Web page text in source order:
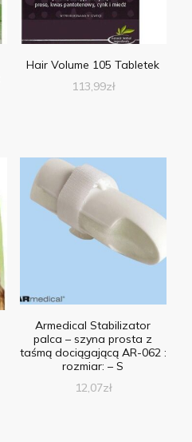
Hair Volume 105 Tabletek
113,99zł
Armedical Stabilizator
palca – szyna prosta z
taśmą dociągającą AR-062 :
rozmiar: – S
12,07zł